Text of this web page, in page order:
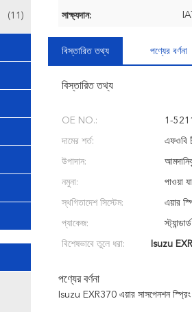
(11) সাক্ষ্যদান:
বিস্তারিত তথ্য পণ্যের বর্ণনা
বিস্তারিত তথ্য
OE NO.: 1-
দামের শর্ত: এফওবি
উপাদান:
নমুনা: পাওয়া
স্থগিতাদেশ সিস্টেম: এয়ার
প্যাকেজ:
বিশেষভাবে তুলে ধরা: Isuzu
পণ্যের বর্ণনা
Isuzu EXR370 এয়ার সাসপেনশন